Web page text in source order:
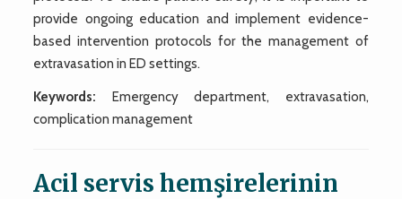
provide ongoing education and implement evidence-
based intervention protocols for the management of
extravasation in ED settings.
Keywords: Emergency department, extravasation,
complication management
Acil servis hemşirelerinin